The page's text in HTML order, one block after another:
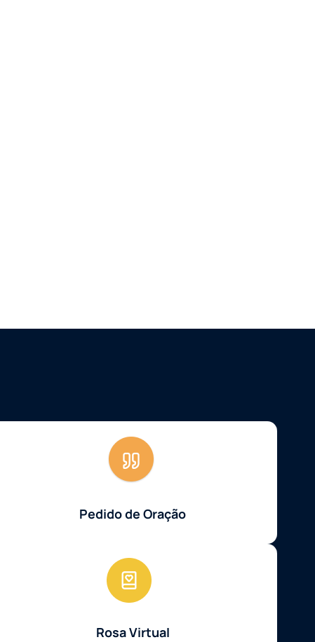
Pedido de Oração
Rosa Virtual